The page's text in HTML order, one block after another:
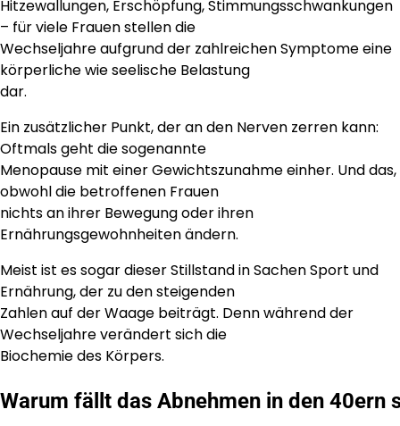
Hitzewallungen, Erschöpfung, Stimmungsschwankungen
– für viele Frauen stellen die
Wechseljahre aufgrund der zahlreichen Symptome eine
körperliche wie seelische Belastung
dar.
Ein zusätzlicher Punkt, der an den Nerven zerren kann:
Oftmals geht die sogenannte
Menopause mit einer Gewichtszunahme einher. Und das,
obwohl die betroffenen Frauen
nichts an ihrer Bewegung oder ihren
Ernährungsgewohnheiten ändern.
Meist ist es sogar dieser Stillstand in Sachen Sport und
Ernährung, der zu den steigenden
Zahlen auf der Waage beiträgt. Denn während der
Wechseljahre verändert sich die
Biochemie des Körpers.
Warum fällt das Abnehmen in den 40ern